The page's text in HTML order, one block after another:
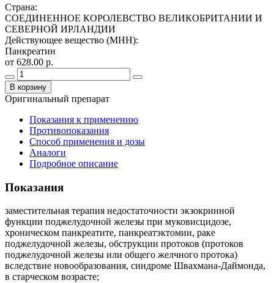
Страна:
СОЕДИНЕННОЕ КОРОЛЕВСТВО ВЕЛИКОБРИТАНИИ И
СЕВЕРНОЙ ИРЛАНДИИ
Действующее вещество (МНН):
Панкреатин
от 628.00 р.
В корзину
Оригинальный препарат
Показания к применению
Противопоказания
Способ применения и дозы
Аналоги
Подробное описание
Показания
заместительная терапия недостаточности экзокринной
функции поджелудочной железы при муковисцидозе,
хроническом панкреатите, панкреатэктомии, раке
поджелудочной железы, обструкции протоков (протоков
поджелудочной железы или общего желчного протока)
вследствие новообразования, синдроме Швахмана-Даймонда,
в старческом возрасте;